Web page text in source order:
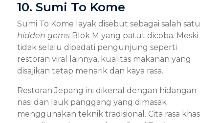
10. Sumi To Kome
Sumi To Kome layak disebut sebagai salah satu
hidden gems Blok M yang patut dicoba. Meski
tidak selalu dipadati pengunjung seperti
restoran viral lainnya, kualitas makanan yang
disajikan tetap menarik dan kaya rasa.
Restoran Jepang ini dikenal dengan hidangan
nasi dan lauk panggang yang dimasak
menggunakan teknik tradisional. Cita rasa khas